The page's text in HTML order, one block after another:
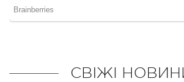
СВІЖІ